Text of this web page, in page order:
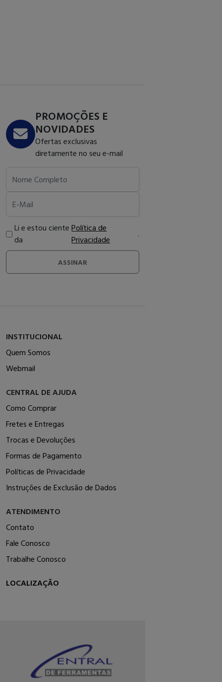
PROMOÇÕES E
NOVIDADES
Ofertas exclusivas
diretamente no seu e-mail
Nome Completo
E-Mail
Li e estou ciente
da
Política de
Privacidade
.
ASSINAR
INSTITUCIONAL
Quem Somos
Webmail
CENTRAL DE AJUDA
Como Comprar
Fretes e Entregas
Trocas e Devoluções
Formas de Pagamento
Políticas de Privacidade
Instruções de Exclusão de Dados
ATENDIMENTO
Contato
Fale Conosco
Trabalhe Conosco
LOCALIZAÇÃO